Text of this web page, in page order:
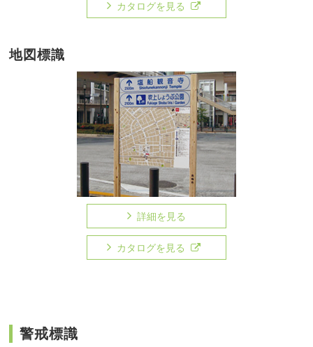
カタログを見る
地図標識
詳細を見る
カタログを見る
警戒標識